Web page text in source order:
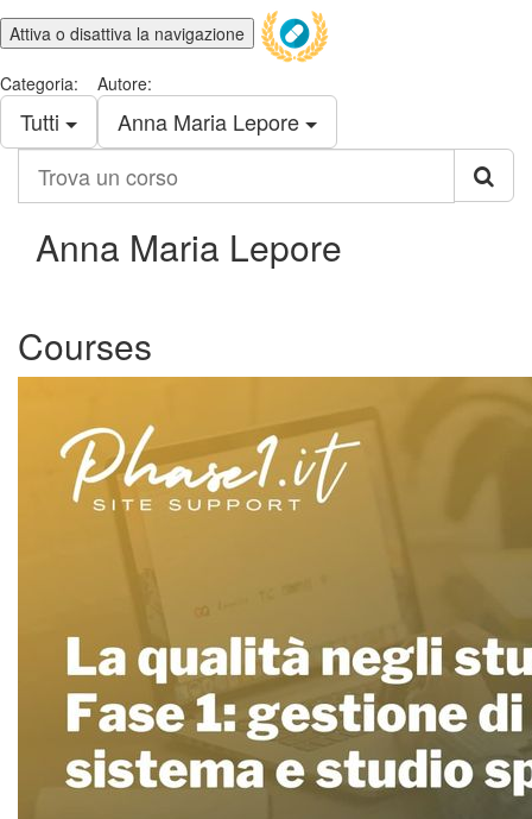
Attiva o disattiva la navigazione
Categoria:
Tutti
Autore:
Anna Maria Lepore
corso
Anna Maria Lepore
Courses